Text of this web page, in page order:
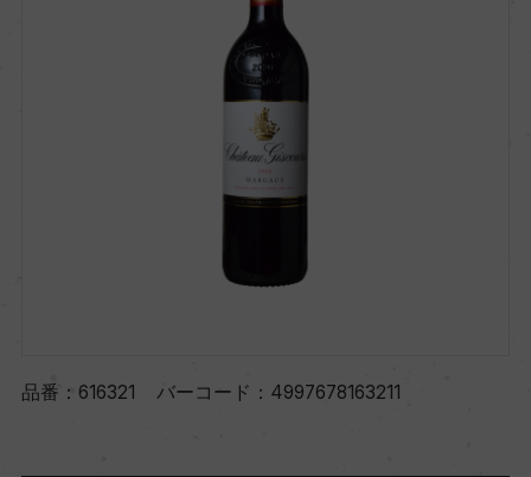
品番： 616321 バーコード： 4997678163211